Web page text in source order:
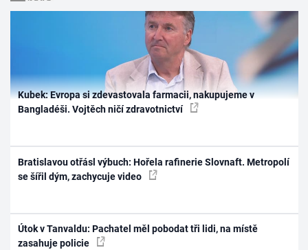
Kubek: Evropa si zdevastovala farmacii, nakupujeme v
Bangladéši. Vojtěch ničí zdravotnictví
Bratislavou otřásl výbuch: Hořela rafinerie Slovnaft. Metropolí
se šířil dým, zachycuje video
Útok v Tanvaldu: Pachatel měl pobodat tři lidi, na místě
zasahuje policie